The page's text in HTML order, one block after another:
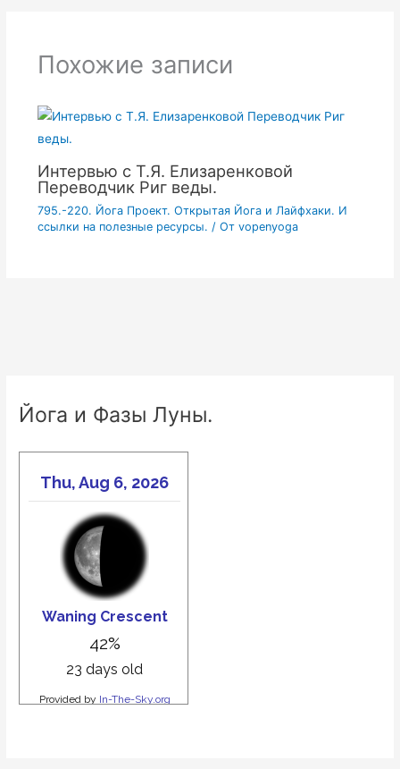
Похожие записи
Интервью с Т.Я. Елизаренковой
Переводчик Риг веды.
795.-220. Йога Проект. Открытая Йога и Лайфхаки. И
ссылки на полезные ресурсы. / От vopenyoga
Йога и Фазы Луны.